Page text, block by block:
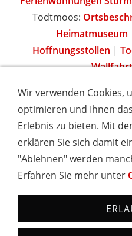
Todtmoos:
Heimatmuseum
Hoffnungsstollen |
IMPRESSUM
TOURISMUSHELD
Hotels und
Wir verwenden Cookies,
optimieren und Ihnen
Erlebnis zu bieten. Mit
erklären Sie sich damit
"Ablehnen" werden
Erfahren Sie mehr unter